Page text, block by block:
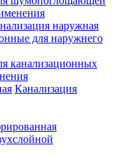
наружная
для наружнего
канализационных
Канализация